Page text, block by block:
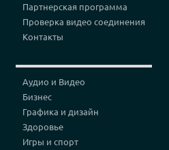
Партнерская программа
Проверка видео соединения
Контакты
Аудио и Видео
Бизнес
Графика и дизайн
Здоровье
Игры и спорт